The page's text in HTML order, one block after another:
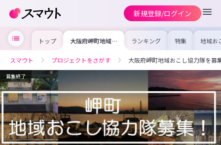
新規登録/ログイン
トップ 大阪府岬町地域お
こし協力隊を募集
ランキング 特集 地域お
の求
を集め
事内容
を比較
合った
けよう
スマウト プロジェクトをさがす 大阪府岬町地域おこし協力隊を募
募集終了